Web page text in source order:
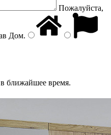
Пожалуйста,
Дом.
ближайшее время.